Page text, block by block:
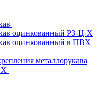
оцинкованный РЗ-Ц-Х
оцинкованный в ПВХ
металлорукава